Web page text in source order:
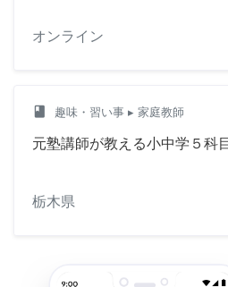
オンライン
class 趣味・習い事 ▸ 家庭教師
元塾講師が教える小中学５科目
栃木県